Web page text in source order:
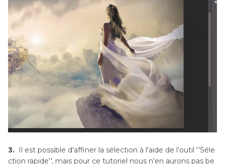
3. Il est possible d'affiner la sélection à l'aide de l'outil ''Séle
ction rapide'', mais pour ce tutoriel nous n'en aurons pas be